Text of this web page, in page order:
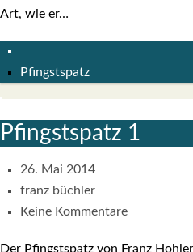
Art, wie er…
Pfingstspatz
Pfingst­spatz 1
26. Mai 2014
franz büchler
Keine Kommentare
Der Pfingst­spatz von Franz